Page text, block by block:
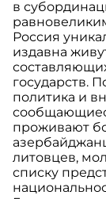
в
Россия
издавна
государств.
политика и
проживают
литовцев,
списку